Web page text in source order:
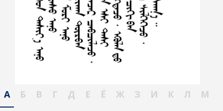
А Б В Г Д Е Ё Ж З И К Л
М